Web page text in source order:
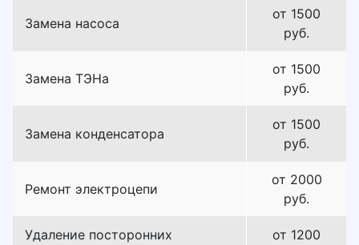
Замена насоса
от 1500
руб.
Замена ТЭНа
от 1500
руб.
Замена конденсатора
от 1500
руб.
Ремонт электроцепи
от 2000
руб.
Удаление посторонних
от 1200